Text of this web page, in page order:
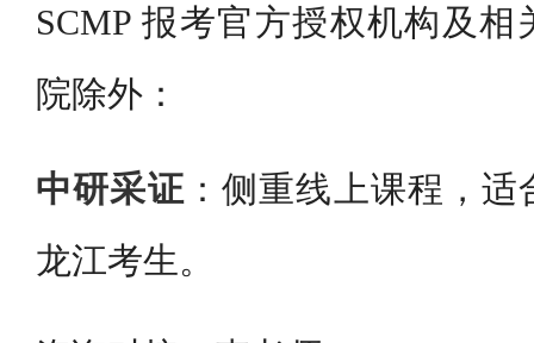
SCMP 报考官方授权机构及
院除外：
中研采证：侧重线上课程，适
龙江考生。